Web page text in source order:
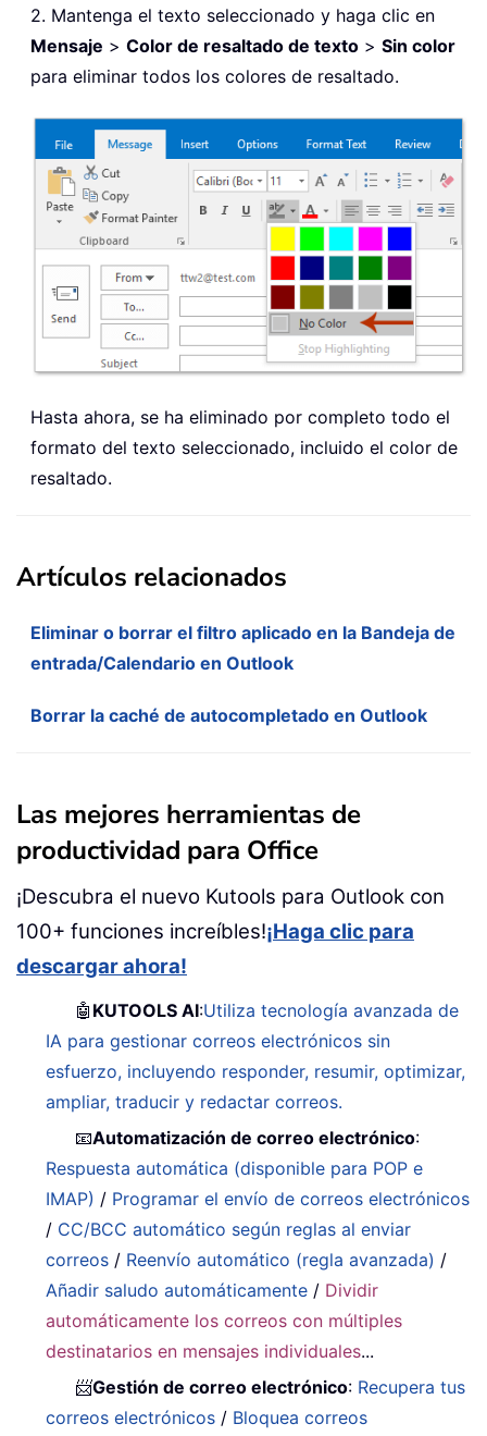
2. Mantenga el texto seleccionado y haga clic en
Mensaje > Color de resaltado de texto > Sin color
para eliminar todos los colores de resaltado.
Hasta ahora, se ha eliminado por completo todo el
formato del texto seleccionado, incluido el color de
resaltado.
Artículos relacionados
Eliminar o borrar el filtro aplicado en la Bandeja de
entrada/Calendario en Outlook
Borrar la caché de autocompletado en Outlook
Las mejores herramientas de
productividad para Office
¡Descubra el nuevo Kutools para Outlook con
100+ funciones increíbles!¡Haga clic para
descargar ahora!
🤖 KUTOOLS AI:Utiliza tecnología avanzada de
IA para gestionar correos electrónicos sin
esfuerzo, incluyendo responder, resumir, optimizar,
ampliar, traducir y redactar correos.
📧Automatización de correo electrónico:
Respuesta automática (disponible para POP e
IMAP) / Programar el envío de correos electrónicos
/ CC/BCC automático según reglas al enviar
correos / Reenvío automático (regla avanzada) /
Añadir saludo automáticamente / Dividir
automáticamente los correos con múltiples
destinatarios en mensajes individuales...
📨Gestión de correo electrónico: Recupera tus
correos electrónicos / Bloquea correos